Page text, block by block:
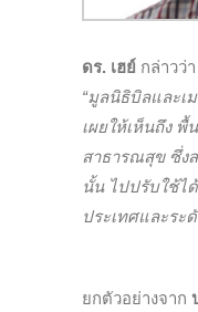
ดร. เฮย์ กล่าวว่า
“มูลนิธิบิลและเ
เผยให้เห็นถึง
สาธารณสุข ซึ่ง
นั้น ไปปรับใช้ไ
ประเทศและระ
ยกตัวอย่างจาก